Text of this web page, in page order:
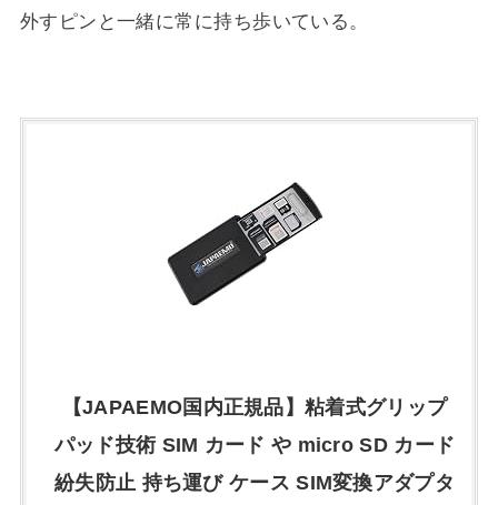
外すピンと一緒に常に持ち歩いている。
【JAPAEMO国内正規品】粘着式グリップ
パッド技術 SIM カード や micro SD カード
紛失防止 持ち運び ケース SIM変換アダプタ